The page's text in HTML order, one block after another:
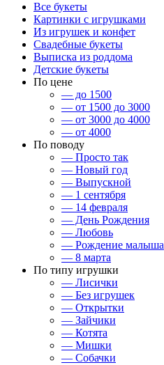
Все букеты
Картинки с игрушками
Из игрушек и конфет
Свадебные букеты
Выписка из роддома
Детские букеты
По цене
— до 1500
— от 1500 до 3000
— от 3000 до 4000
— от 4000
По поводу
— Просто так
— Новый год
— Выпускной
— 1 сентября
— 14 февраля
— День Рождения
— Любовь
— Рождение малыша
— 8 марта
По типу игрушки
— Лисички
— Без игрушек
— Открытки
— Зайчики
— Котята
— Мишки
— Собачки